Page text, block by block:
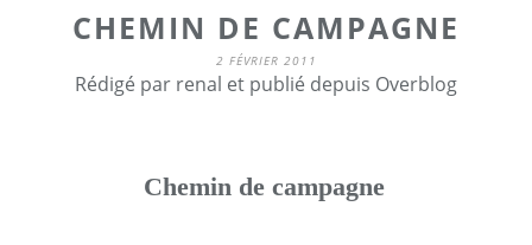
CHEMIN DE CAMPAGNE
2 FÉVRIER 2011
Rédigé par renal et publié depuis Overblog
Chemin de campagne